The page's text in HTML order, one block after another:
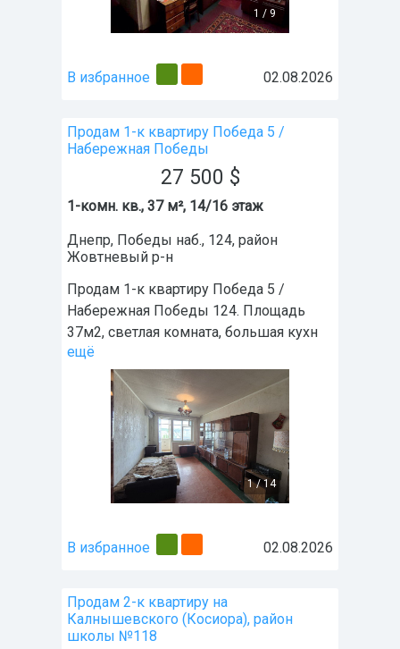
1 / 9
В избранное 02.08.2026
Продам 1-к квартиру Победа 5 /
Набережная Победы
27 500 $
1-комн. кв., 37 м², 14/16 этаж
Днепр, Победы наб., 124, район
Жовтневый р-н
Продам 1-к квартиру Победа 5 /
Набережная Победы 124. Площадь
37м2, светлая комната, большая кухн
ещё
1/14
В избранное 02.08.2026
Продам 2-к квартиру на
Калнышевского (Косиора), район
школы №118